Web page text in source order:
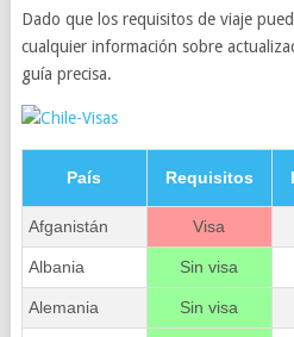
Dado que los requisitos de viaje
cualquier información sobre
guía precisa.
País Requisitos
Afganistán Visa
Albania Sin visa
Alemania Sin visa